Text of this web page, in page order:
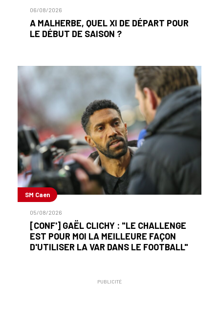
06/08/2026
A MALHERBE, QUEL XI DE DÉPART POUR
LE DÉBUT DE SAISON ?
SM Caen
05/08/2026
[CONF'] GAËL CLICHY : "LE CHALLENGE
EST POUR MOI LA MEILLEURE FAÇON
D'UTILISER LA VAR DANS LE FOOTBALL"
PUBLICITÉ